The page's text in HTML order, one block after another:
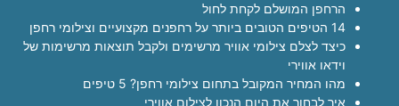
הרחפן המושלם לקחת לחול
14 הטיפים הטובים ביותר על רחפנים מקצועיים וצילומי רחפן
כיצד לצלם צילומי אוויר מרשימים ולקבל תוצאות מרשימות של
וידאו אווירי
מהו המחיר המקובל בתחום צילומי רחפן? 5 טיפים
איך לבחור את היום הנכון לצילום אווירי